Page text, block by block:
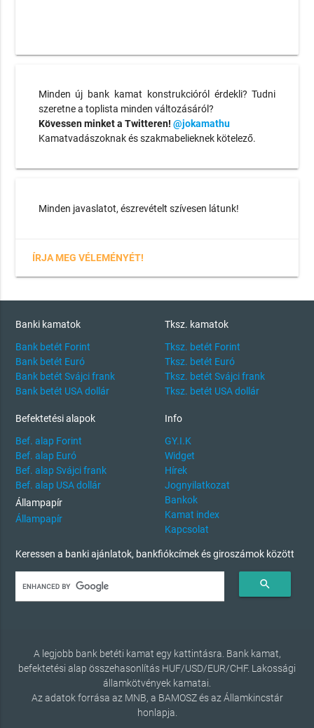
Minden új bank kamat konstrukcióról érdekli? Tudni
szeretne a toplista minden változásáról?
Kövessen minket a Twitteren! @jokamathu
Kamatvadászoknak és szakmabelieknek kötelező.
Minden javaslatot, észrevételt szívesen látunk!
ÍRJA MEG VÉLEMÉNYÉT!
Banki kamatok
Bank betét Forint
Bank betét Euró
Bank betét Svájci frank
Bank betét USA dollár
Tksz. kamatok
Tksz. betét Forint
Tksz. betét Euró
Tksz. betét Svájci frank
Tksz. betét USA dollár
Befektetési alapok
Bef. alap Forint
Bef. alap Euró
Bef. alap Svájci frank
Bef. alap USA dollár
Állampapír
Állampapír
Info
GY.I.K
Widget
Hírek
Jognyilatkozat
Bankok
Kamat index
Kapcsolat
Keressen a banki ajánlatok, bankfiókcímek és giroszámok között
search
A legjobb bank betéti kamat egy kattintásra. Bank kamat,
befektetési alap összehasonlítás HUF/USD/EUR/CHF. Lakossági
államkötvények kamatai.
Az adatok forrása az MNB, a BAMOSZ és az Államkincstár
honlapja.